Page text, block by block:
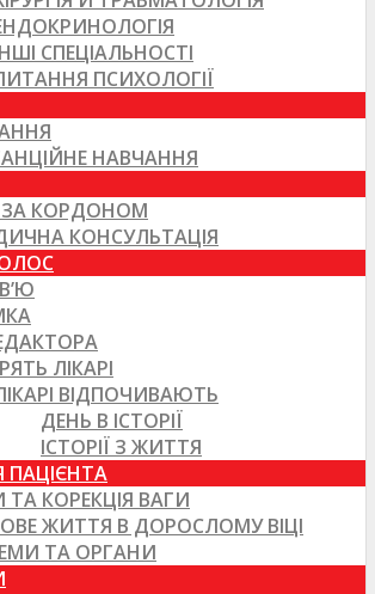
СПЕЦІАЛЬНОСТІ
ПСИХОЛОГІЇ
НАВЧАННЯ
ЗА КОРДОНОМ
КОНСУЛЬТАЦІЯ
ЛІКАРІ
ВІДПОЧИВАЮТЬ
ДЕНЬ В ІСТОРІЇ
ІСТОРІЇ З ЖИТТЯ
ПАЦІЄНТА
ТА КОРЕКЦІЯ ВАГИ
ЖИТТЯ В ДОРОСЛОМУ ВІЦІ
ТА ОРГАНИ